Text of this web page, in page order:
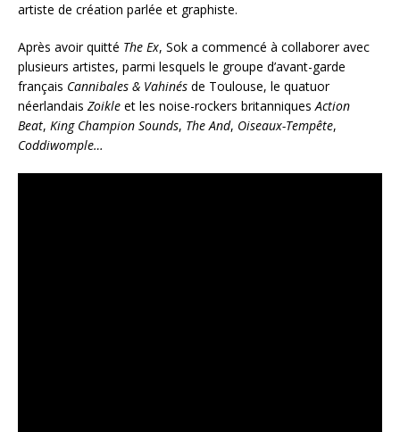
artiste de création parlée et graphiste.
Après avoir quitté The Ex, Sok a commencé à collaborer avec
plusieurs artistes, parmi lesquels le groupe d’avant-garde
français Cannibales & Vahinés de Toulouse, le quatuor
néerlandais Zoikle et les noise-rockers britanniquesAction
Beat, King Champion Sounds, The And, Oiseaux-Tempête,
Coddiwomple…